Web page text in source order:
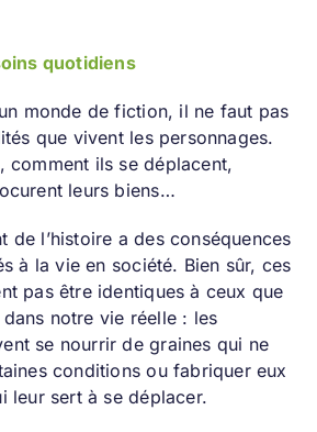
quotidiens
monde de fiction, il ne faut pas
que vivent les personnages.
comment ils se déplacent,
leurs biens…
de l’histoire a des conséquences
à la vie en société. Bien sûr, ces
pas être identiques à ceux que
notre vie réelle : les
se nourrir de graines qui ne
conditions ou fabriquer eux
leur sert à se déplacer.